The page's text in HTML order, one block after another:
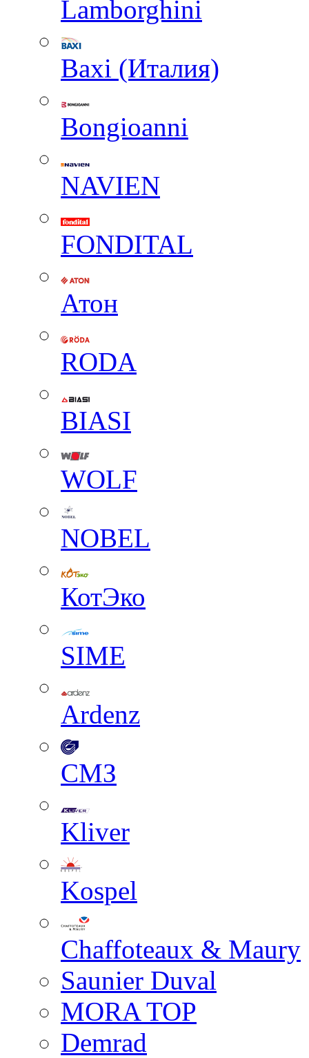
Lamborghini
Baxi (Италия)
Вongioanni
NAVIEN
FONDITAL
Атон
RODA
BIASI
WOLF
NOBEL
КотЭко
SIME
Ardenz
СМЗ
Kliver
Kospel
Chaffoteaux & Maury
Saunier Duval
MORA TOP
Demrad